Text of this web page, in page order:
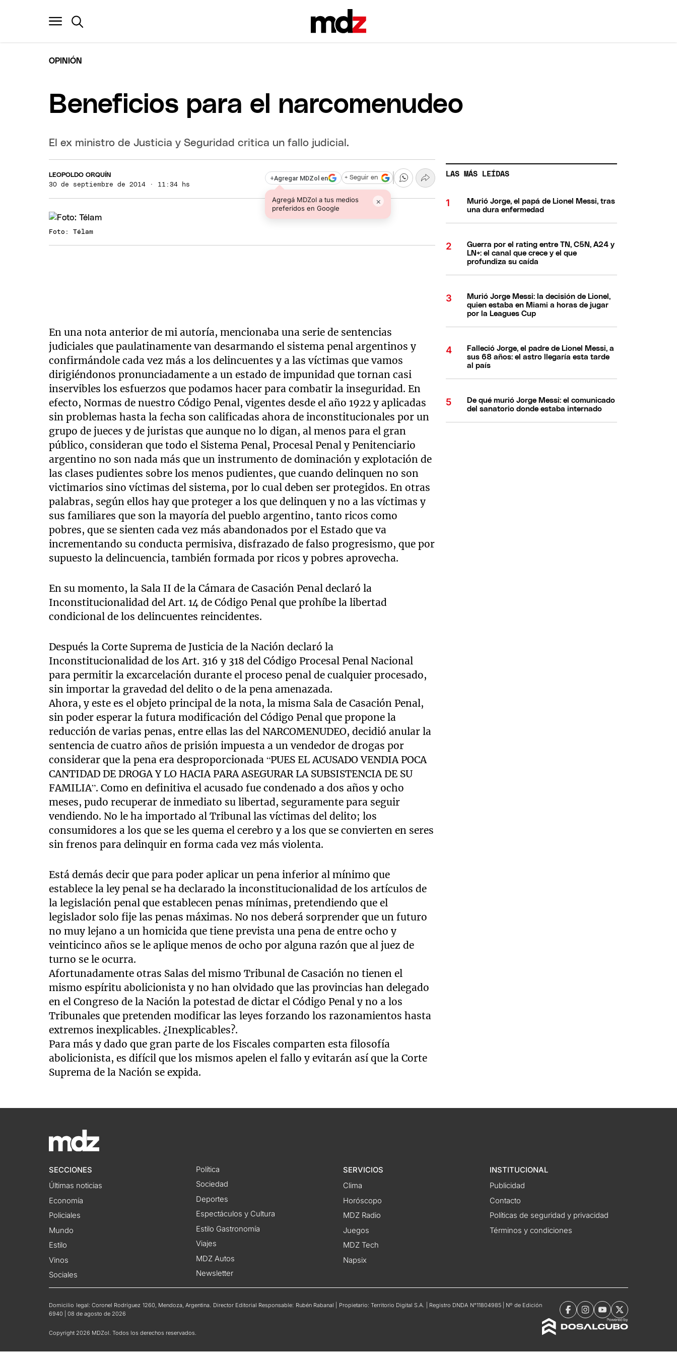
OPINIÓN
Beneficios para el narcomenudeo
El ex ministro de Justicia y Seguridad critica un fallo judicial.
LEOPOLDO ORQUÍN
30 de septiembre de 2014 · 11:34 hs
+Agregar MDZol en
Agregá MDZol a tus medios
preferidos en Google
×
+ Seguir en
Foto: Télam
En una nota anterior de mi autoría, mencionaba una serie de sentencias
judiciales que paulatinamente van desarmando el sistema penal argentinos y
confirmándole cada vez más a los delincuentes y a las víctimas que vamos
dirigiéndonos pronunciadamente a un estado de impunidad que tornan casi
inservibles los esfuerzos que podamos hacer para combatir la inseguridad. En
efecto, Normas de nuestro Código Penal, vigentes desde el año 1922 y aplicadas
sin problemas hasta la fecha son calificadas ahora de inconstitucionales por un
grupo de jueces y de juristas que aunque no lo digan, al menos para el gran
público, consideran que todo el Sistema Penal, Procesal Penal y Penitenciario
argentino no son nada más que un instrumento de dominación y explotación de
las clases pudientes sobre los menos pudientes, que cuando delinquen no son
victimarios sino víctimas del sistema, por lo cual deben ser protegidos. En otras
palabras, según ellos hay que proteger a los que delinquen y no a las víctimas y
sus familiares que son la mayoría del pueblo argentino, tanto ricos como
pobres, que se sienten cada vez más abandonados por el Estado que va
incrementando su conducta permisiva, disfrazado de falso progresismo, que por
supuesto la delincuencia, también formada por ricos y pobres aprovecha.
En su momento, la Sala II de la Cámara de Casación Penal declaró la
Inconstitucionalidad del Art. 14 de Código Penal que prohíbe la libertad
condicional de los delincuentes reincidentes.
Después la Corte Suprema de Justicia de la Nación declaró la
Inconstitucionalidad de los Art. 316 y 318 del Código Procesal Penal Nacional
para permitir la excarcelación durante el proceso penal de cualquier procesado,
sin importar la gravedad del delito o de la pena amenazada.
Ahora, y este es el objeto principal de la nota, la misma Sala de Casación Penal,
sin poder esperar la futura modificación del Código Penal que propone la
reducción de varias penas, entre ellas las del NARCOMENUDEO, decidió anular la
sentencia de cuatro años de prisión impuesta a un vendedor de drogas por
considerar que la pena era desproporcionada “PUES EL ACUSADO VENDIA POCA
CANTIDAD DE DROGA Y LO HACIA PARA ASEGURAR LA SUBSISTENCIA DE SU
FAMILIA”. Como en definitiva el acusado fue condenado a dos años y ocho
meses, pudo recuperar de inmediato su libertad, seguramente para seguir
vendiendo. No le ha importado al Tribunal las víctimas del delito; los
consumidores a los que se les quema el cerebro y a los que se convierten en seres
sin frenos para delinquir en forma cada vez más violenta.
Está demás decir que para poder aplicar un pena inferior al mínimo que
establece la ley penal se ha declarado la inconstitucionalidad de los artículos de
la legislación penal que establecen penas mínimas, pretendiendo que el
legislador solo fije las penas máximas. No nos deberá sorprender que un futuro
no muy lejano a un homicida que tiene prevista una pena de entre ocho y
veinticinco años se le aplique menos de ocho por alguna razón que al juez de
turno se le ocurra.
Afortunadamente otras Salas del mismo Tribunal de Casación no tienen el
mismo espíritu abolicionista y no han olvidado que las provincias han delegado
en el Congreso de la Nación la potestad de dictar el Código Penal y no a los
Tribunales que pretenden modificar las leyes forzando los razonamientos hasta
extremos inexplicables. ¿Inexplicables?.
Para más y dado que gran parte de los Fiscales comparten esta filosofía
abolicionista, es difícil que los mismos apelen el fallo y evitarán así que la Corte
Suprema de la Nación se expida.
LAS MÁS LEÍDAS
Murió Jorge, el papá de Lionel Messi, tras
una dura enfermedad
Guerra por el rating entre TN, C5N, A24 y
LN+: el canal que crece y el que
profundiza su caída
Murió Jorge Messi: la decisión de Lionel,
quien estaba en Miami a horas de jugar
por la Leagues Cup
Falleció Jorge, el padre de Lionel Messi, a
sus 68 años: el astro llegaría esta tarde
al país
De qué murió Jorge Messi: el comunicado
del sanatorio donde estaba internado
SECCIONES
Últimas noticias
Economía
Policiales
Mundo
Estilo
Vinos
Sociales
Política
Sociedad
Deportes
Espectáculos y Cultura
Estilo Gastronomía
Viajes
MDZ Autos
Newsletter
SERVICIOS
Clima
Horóscopo
MDZ Radio
Juegos
MDZ Tech
Napsix
INSTITUCIONAL
Publicidad
Contacto
Políticas de seguridad y privacidad
Términos y condiciones
Domicilio legal: Coronel Rodríguez 1260, Mendoza, Argentina. Director Editorial Responsable: Rubén Rabanal | Propietario: Territorio Digital S.A. | Registro DNDA N°11804985 | Nº de Edición
6940 | 08 de agosto de 2026
Copyright 2026 MDZol. Todos los derechos reservados.